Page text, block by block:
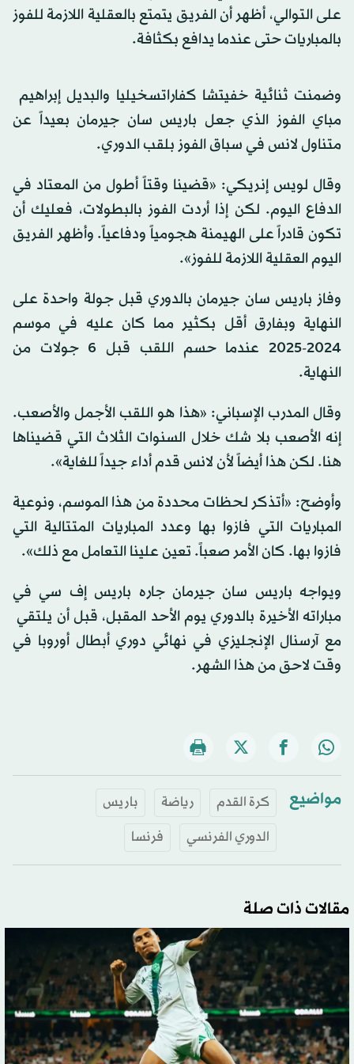
على التوالي، أظهر أن الفريق يتمتع بالعقلية اللازمة للفوز
بالمباريات حتى عندما يدافع بكثافة.
وضمنت ‌ثنائية خفيتشا ‌كفاراتسخيليا والبديل إبراهيم ​
مباي ‌الفوز ⁠الذي جعل ​باريس سان ⁠جيرمان بعيداً عن
متناول لانس في سباق الفوز بلقب الدوري.
وقال لويس إنريكي: «قضينا وقتاً أطول من المعتاد في
الدفاع اليوم. لكن إذا أردت الفوز بالبطولات، فعليك أن
تكون قادراً على الهيمنة ⁠هجومياً ودفاعياً. وأظهر الفريق
‌اليوم العقلية اللازمة للفوز».
وفاز ‌باريس سان جيرمان بالدوري ​قبل جولة ‌واحدة على
النهاية وبفارق أقل بكثير مما ‌كان عليه في موسم
2024-2025 عندما حسم اللقب قبل 6 جولات من
النهاية.
وقال المدرب الإسباني: «هذا هو اللقب الأجمل والأصعب.
إنه الأصعب ‌بلا شك خلال السنوات الثلاث التي قضيناها
هنا. لكن ⁠هذا ⁠أيضاً لأن لانس قدم أداء جيداً للغاية».
وأوضح: «أتذكر لحظات محددة من هذا الموسم، ونوعية
المباريات التي فازوا بها وعدد المباريات المتتالية التي
فازوا بها. كان الأمر صعباً. تعين علينا التعامل مع ذلك».
ويواجه باريس سان جيرمان جاره باريس إف سي في
مباراته الأخيرة بالدوري يوم الأحد المقبل، قبل أن يلتقي ​
مع آرسنال الإنجليزي ​في نهائي دوري أبطال أوروبا في
وقت لاحق من هذا الشهر.
مواضيع كرة القدم رياضة
باريس
الدوري الفرنسي
فرنسا
مقالات ذات صلة